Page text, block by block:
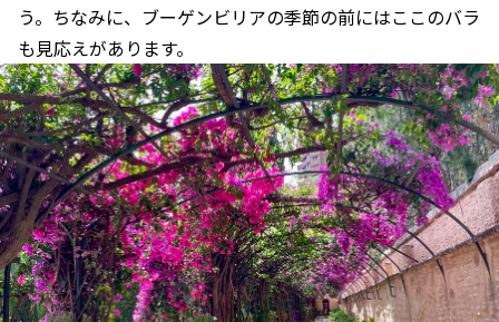
う。ちなみに、ブーゲンビリアの季節の前にはここのバラ
も見応えがあります。